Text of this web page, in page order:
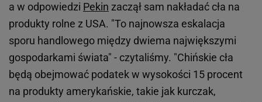
a w odpowiedzi Pekin zaczął sam nakładać cła na
produkty rolne z USA. "To najnowsza eskalacja
sporu handlowego między dwiema największymi
gospodarkami świata" - czytaliśmy. "Chińskie cła
będą obejmować podatek w wysokości 15 procent
na produkty amerykańskie, takie jak kurczak,